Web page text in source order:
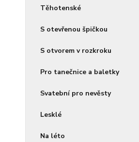
Těhotenské
S otevřenou špičkou
S otvorem v rozkroku
Pro tanečnice a baletky
Svatební pro nevěsty
Lesklé
Na léto